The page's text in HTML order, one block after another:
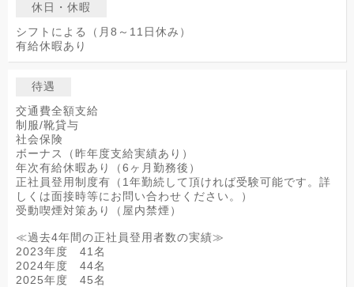
休日・休暇
シフトによる（月8～11日休み）
有給休暇あり
待遇
交通費全額支給
制服/靴貸与
社会保険
ボーナス（昨年度支給実績あり）
年次有給休暇あり（6ヶ月勤務後）
正社員登用制度有（1年勤続して頂ければ受験可能です。詳
しくは面接時等にお問い合わせください。）
受動喫煙対策あり（屋内禁煙）
≪過去4年間の正社員登用者数の実績≫
2023年度 41名
2024年度 44名
2025年度 45名